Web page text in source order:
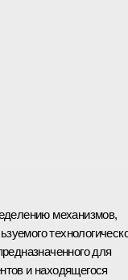
механизмов,
для
и находящегося